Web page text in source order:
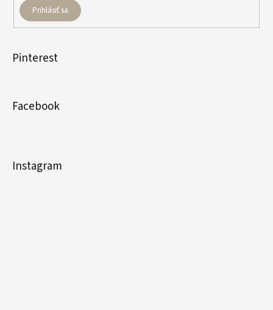
Prihlásiť sa
Pinterest
Facebook
Instagram